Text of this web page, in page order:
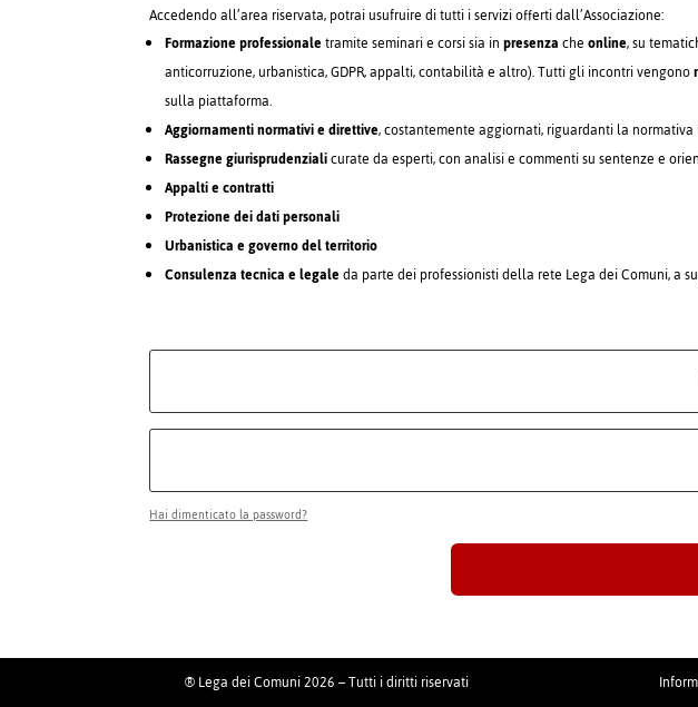
Accedendo all’area riservata, potrai usufruire di tutti i servizi offerti dall’Associazione:
Formazione professionaletramite seminari e corsi sia inpresenzacheonline, su
anticorruzione, urbanistica, GDPR, appalti, contabilità e altro). Tutti gli incontri vengono
sulla piattaforma.
Aggiornamenti normativi e direttive, costantemente aggiornati, riguardanti la
Rassegne giurisprudenzialicurate da esperti, con analisi e commenti su sentenze e
Appalti e contratti
Protezione dei dati personali
Urbanistica e governo del territorio
Consulenza tecnica e legaleda parte dei professionisti della rete Lega dei Comuni, a
Hai dimenticato la password?
® Lega dei Comuni 2026 – Tutti i diritti riservati